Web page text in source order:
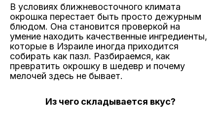
В условиях ближневосточного климата
окрошка перестает быть просто дежурным
блюдом. Она становится проверкой на
умение находить качественные ингредиенты,
которые в Израиле иногда приходится
собирать как пазл. Разбираемся, как
превратить окрошку в шедевр и почему
мелочей здесь не бывает.
Из чего складывается вкус?